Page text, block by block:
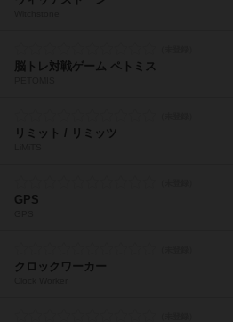
脳トレ対戦ゲーム ペトミス
リミット / リミッツ
GPS
クロックワーカー